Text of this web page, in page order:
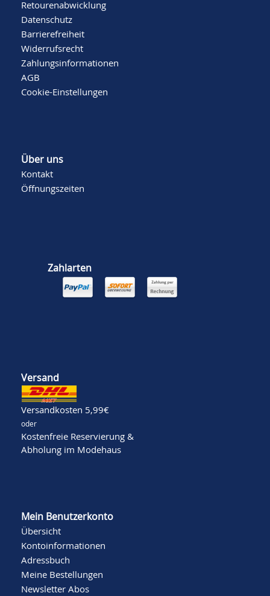
Retourenabwicklung
Datenschutz
Barrierefreiheit
Widerrufsrecht
Zahlungsinformationen
AGB
Cookie-Einstellungen
Über uns
Kontakt
Öffnungszeiten
Zahlarten
Versand
Versandkosten 5,99€
oder
Kostenfreie Reservierung &
Abholung im Modehaus
Mein Benutzerkonto
Übersicht
Kontoinformationen
Adressbuch
Meine Bestellungen
Newsletter Abos